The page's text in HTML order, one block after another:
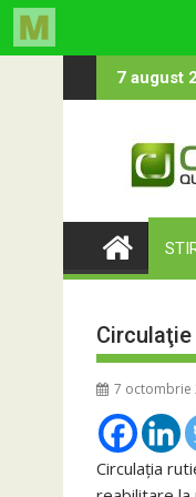
to
7 august
transformă fosta
7 octombrie
Circulaţia